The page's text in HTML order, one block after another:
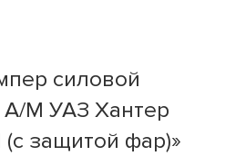
силовой
М УАЗ Хантер
защитой фар)»